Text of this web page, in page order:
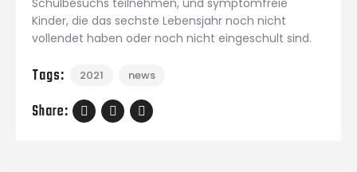
Kinder, die das sechste Lebensjahr noch nicht
vollendet haben oder noch nicht eingeschult sind.
Tags: 2021 news
Share: